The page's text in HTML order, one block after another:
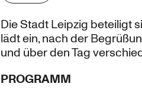
Die Stadt Leipzig beteiligt
lädt ein, nach der
und über den Tag
PROGRAMM